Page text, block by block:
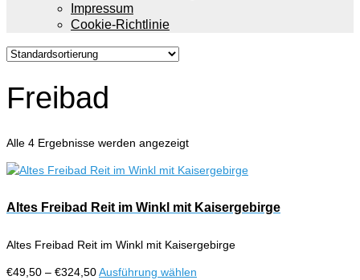
Impressum
Cookie-Richtlinie
Freibad
Alle 4 Ergebnisse werden angezeigt
Altes Freibad Reit im Winkl mit Kaisergebirge
Altes Freibad Reit im Winkl mit Kaisergebirge
€49,50 – €324,50Preisspanne:
Ausführung wählen